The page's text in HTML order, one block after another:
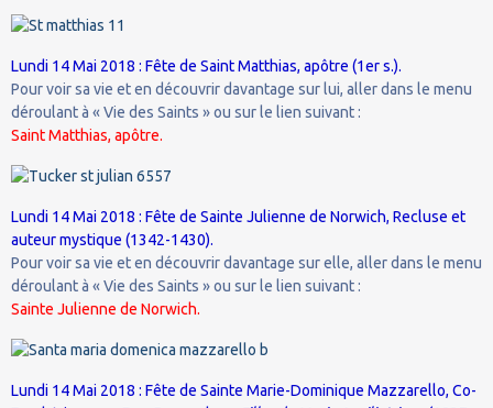
Lundi 14 Mai 2018 : Fête de Saint Matthias, apôtre (1er s.).
Pour voir sa vie et en découvrir davantage sur lui, aller dans le menu
déroulant à « Vie des Saints » ou sur le lien suivant :
Saint Matthias, apôtre.
Lundi 14 Mai 2018 : Fête de Sainte Julienne de Norwich, Recluse et
auteur mystique (1342-1430).
Pour voir sa vie et en découvrir davantage sur elle, aller dans le menu
déroulant à « Vie des Saints » ou sur le lien suivant :
Sainte Julienne de Norwich.
Lundi 14 Mai 2018 : Fête de Sainte Marie-Dominique Mazzarello, Co-